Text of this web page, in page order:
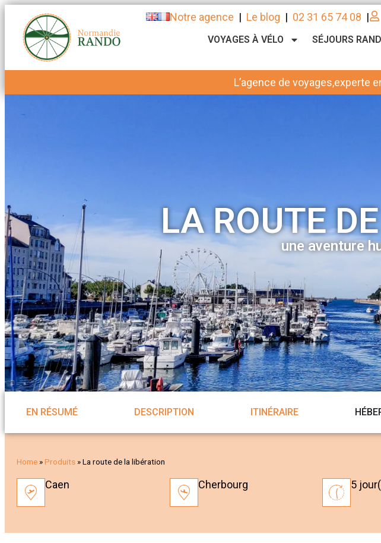
Notre agence | Le blog | 02 31 65 74 08 |
VOYAGES À VÉLO SÉJOURS
L’agence de voyages,experte
LA ROUTE
une aventure
EN RÉSUMÉ DESCRIPTION ITINÉRAIRE
Home »Produits »La route de la libération
Caen Cherbourg 5